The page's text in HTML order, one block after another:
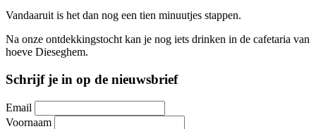
Vandaaruit is het dan nog een tien minuutjes stappen.
Na onze ontdekkingstocht kan je nog iets drinken in de cafetaria van
hoeve Dieseghem.
Schrijf je in op de nieuwsbrief
Email
Voornaam